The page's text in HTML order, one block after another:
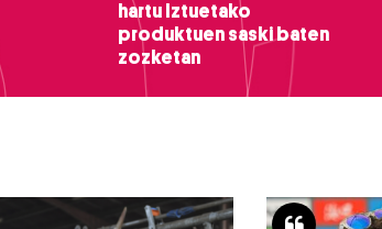
hartu Iztuetako
produktuen saski baten
zozketan